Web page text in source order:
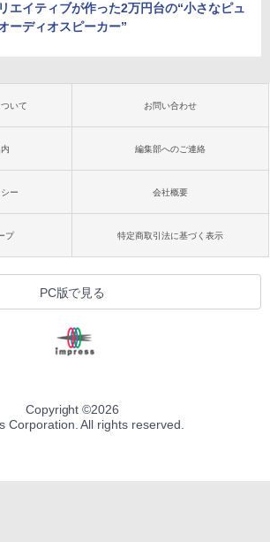
エイティブが作った2万円台の“小さなピュ
ーディオスピーカー”
いて お問い合わせ
編集部へのご連絡
ー 会社概要
プ 特定商取引法に基づく表示
PC版で見る
Copyright ©2026
Corporation. All rights reserved.